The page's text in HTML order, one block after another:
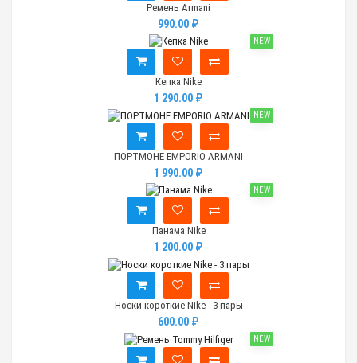
Ремень Armani
990.00 ₽
NEW
Кепка Nike
1 290.00 ₽
NEW
ПОРТМОНЕ EMPORIO ARMANI
1 990.00 ₽
NEW
Панама Nike
1 200.00 ₽
Носки короткие Nike - 3 пары
600.00 ₽
NEW